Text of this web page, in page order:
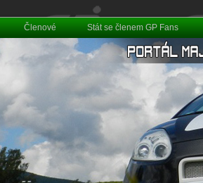
Členové Stát se členem GP Fans